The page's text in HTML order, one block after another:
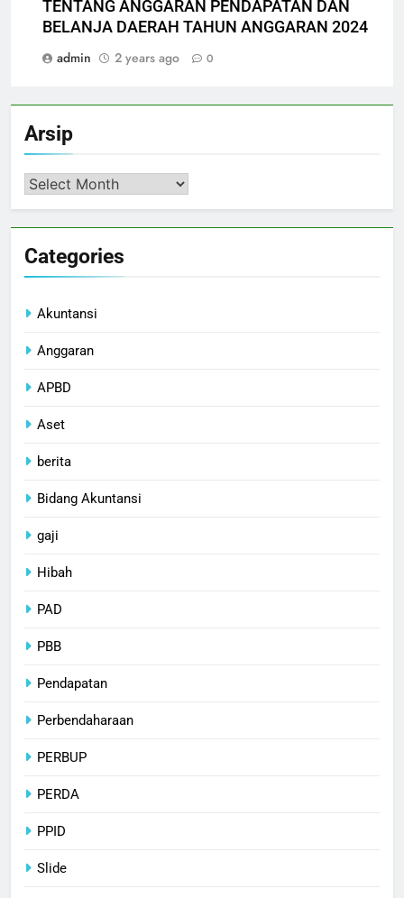
TENTANG ANGGARAN PENDAPATAN DAN
BELANJA DAERAH TAHUN ANGGARAN 2024
admin
2 years ago 0
Arsip
Arsip
Categories
Akuntansi
Anggaran
APBD
Aset
berita
Bidang Akuntansi
gaji
Hibah
PAD
PBB
Pendapatan
Perbendaharaan
PERBUP
PERDA
PPID
Slide